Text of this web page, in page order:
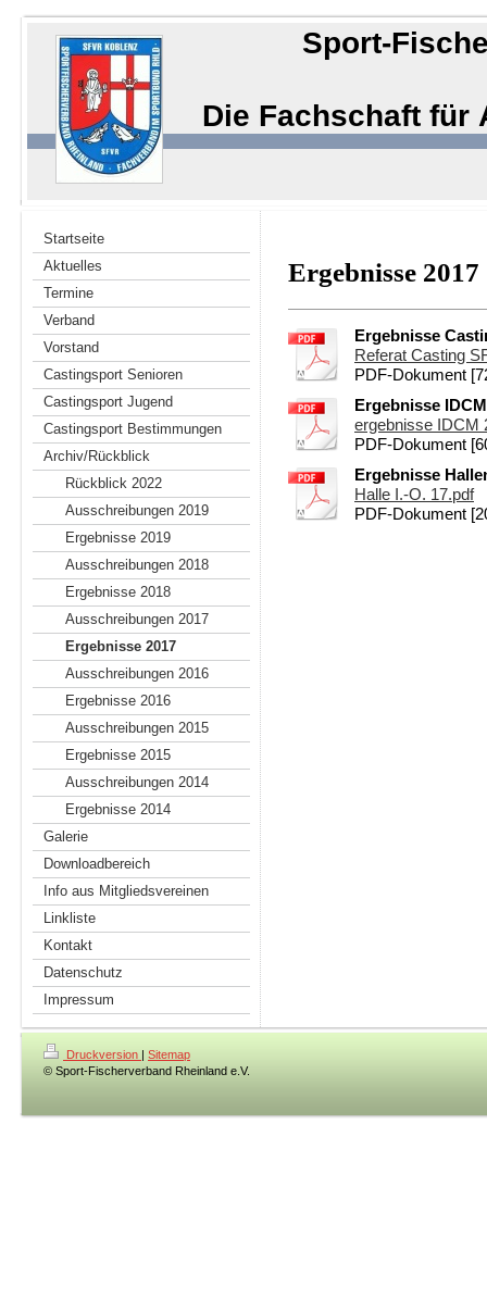
Sport-
Die Fachschaft für
Startseite
Aktuelles
Termine
Verband
Vorstand
Castingsport Senioren
Castingsport Jugend
Castingsport Bestimmungen
Archiv/Rückblick
Rückblick 2022
Ausschreibungen 2019
Ergebnisse 2019
Ausschreibungen 2018
Ergebnisse 2018
Ausschreibungen 2017
Ergebnisse 2017
Ausschreibungen 2016
Ergebnisse 2016
Ausschreibungen 2015
Ergebnisse 2015
Ausschreibungen 2014
Ergebnisse 2014
Galerie
Downloadbereich
Info aus Mitgliedsvereinen
Linkliste
Kontakt
Datenschutz
Impressum
Ergebnisse 2017
Ergebnisse
Referat Casting
PDF-Dokument
Ergebnisse
ergebnisse IDCM
PDF-Dokument
Ergebnisse
Halle I.-O. 17.pdf
PDF-Dokument
Druckversion | Sitemap
© Sport-Fischerverband Rheinland e.V.